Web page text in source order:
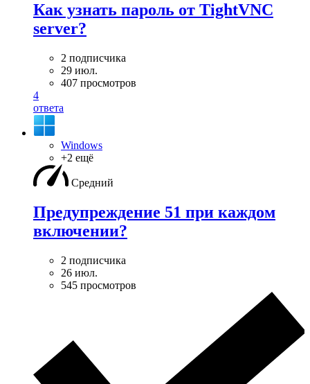
Как узнать пароль от TightVNC
server?
2 подписчика
29 июл.
407 просмотров
4
ответа
Windows
+2 ещё
Средний
Предупреждение 51 при каждом
включении?
2 подписчика
26 июл.
545 просмотров